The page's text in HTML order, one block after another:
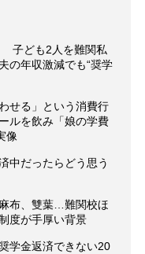
子ども2人を難関私
の年収激減でも“奨学
せる」という消費行
ルを飲み「娘の学費
像
中だったらどう思う
布、雙葉…難関校ほ
度が手厚い背景
学金返済できない20